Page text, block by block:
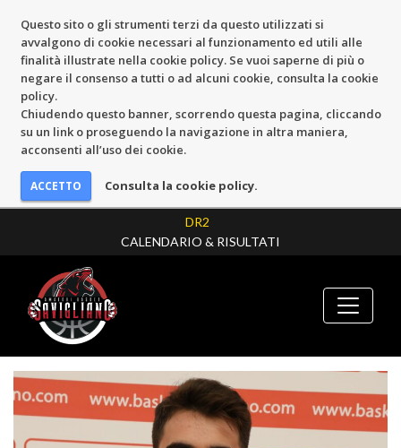
Questo sito o gli strumenti terzi da questo utilizzati si
avvalgono di cookie necessari al funzionamento ed utili alle
finalità illustrate nella cookie policy. Se vuoi saperne di più o
negare il consenso a tutti o ad alcuni cookie, consulta la cookie
policy.
Chiudendo questo banner, scorrendo questa pagina, cliccando
su un link o proseguendo la navigazione in altra maniera,
acconsenti all’uso dei cookie.
Consulta la cookie policy.
DR2
CALENDARIO & RISULTATI